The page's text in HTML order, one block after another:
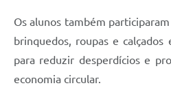
Os alunos também
brinquedos, roupas e
para reduzir desperdícios e
economia circular.